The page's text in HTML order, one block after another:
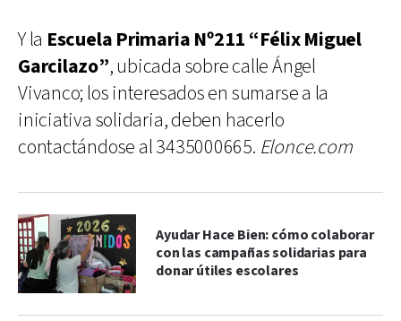
Y la Escuela Primaria Nº211 “Félix Miguel
Garcilazo”, ubicada sobre calle Ángel
Vivanco; los interesados en sumarse a la
iniciativa solidaria, deben hacerlo
contactándose al 3435000665. Elonce.com
Ayudar Hace Bien: cómo colaborar
con las campañas solidarias para
donar útiles escolares